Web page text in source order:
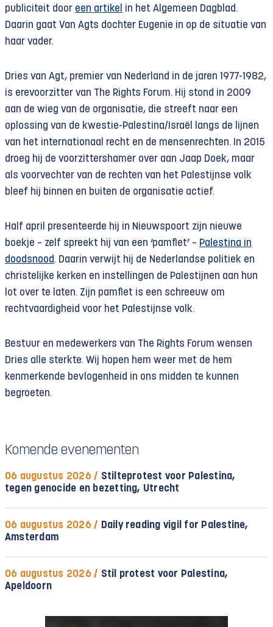
publiciteit door een artikel in het Algemeen Dagblad.
Daarin gaat Van Agts dochter Eugenie in op de situatie van
haar vader.
Dries van Agt, premier van Nederland in de jaren 1977-1982,
is erevoorzitter van The Rights Forum. Hij stond in 2009
aan de wieg van de organisatie, die streeft naar een
oplossing van de kwestie-Palestina/Israël langs de lijnen
van het internationaal recht en de mensenrechten. In 2015
droeg hij de voorzittershamer over aan Jaap Doek, maar
als voorvechter van de rechten van het Palestijnse volk
bleef hij binnen en buiten de organisatie actief.
Half april presenteerde hij in Nieuwspoort zijn nieuwe
boekje – zelf spreekt hij van een ‘pamflet’ – Palestina in
doodsnood. Daarin verwijt hij de Nederlandse politiek en
christelijke kerken en instellingen de Palestijnen aan hun
lot over te laten. Zijn pamflet is een schreeuw om
rechtvaardigheid voor het Palestijnse volk.
Bestuur en medewerkers van The Rights Forum wensen
Dries alle sterkte. Wij hopen hem weer met de hem
kenmerkende bevlogenheid in ons midden te kunnen
begroeten.
Komende evenementen
06 augustus 2026 / Stilteprotest voor Palestina,
tegen genocide en bezetting, Utrecht
06 augustus 2026 / Daily reading vigil for Palestine,
Amsterdam
06 augustus 2026 / Stil protest voor Palestina,
Apeldoorn